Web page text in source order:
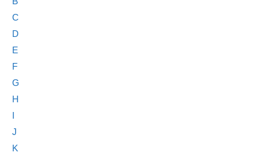
C
D
E
F
G
H
I
J
K